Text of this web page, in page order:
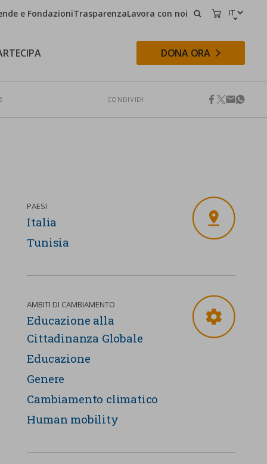
e FondazioniTrasparenzaLavora con noi CERCACARRELLO
DONA ORA
CONDIVIDI facebook
twitter
email
PAESI
Italia
Tunisia
AMBITI DI CAMBIAMENTO
Educazione alla
Cittadinanza Globale
Educazione
Genere
Cambiamento climatico
Human mobility